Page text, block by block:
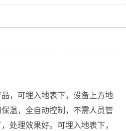
，可埋入地表下，设备上方地
温，全自动控制，不需人员管
处理效果好。可埋入地表下，